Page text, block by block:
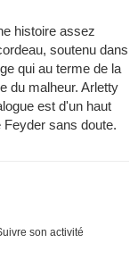
histoire assez
soutenu dans
qui au terme de la
du malheur. Arletty
est d'un haut
sans doute.
son activité